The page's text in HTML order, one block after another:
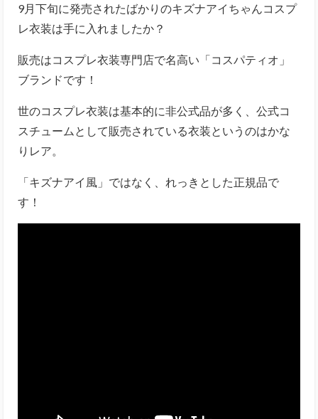
9月下旬に発売されたばかりのキズナアイちゃんコスプ
レ衣装は手に入れましたか？
販売はコスプレ衣装専門店で名高い「コスパティオ」
ブランドです！
世のコスプレ衣装は基本的に非公式品が多く、公式コ
スチュームとして販売されている衣装というのはかな
りレア。
「キズナアイ風」ではなく、れっきとした正規品で
す！